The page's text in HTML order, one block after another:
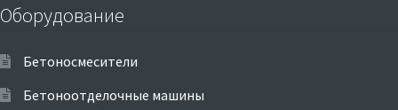
Оборудование
Бетоносмесители
Бетоноотделочные машины